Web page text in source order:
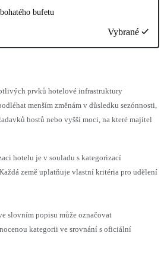
bufetu
Vybrané
prvků hotelové infrastruktury
menším změnám v důsledku sezónnosti,
hostů nebo vyšší moci, na které majitel
hotelu je v souladu s kategorizací
země uplatňuje vlastní kritéria pro udělení
slovním popisu může označovat
kategorii ve srovnání s oficiální